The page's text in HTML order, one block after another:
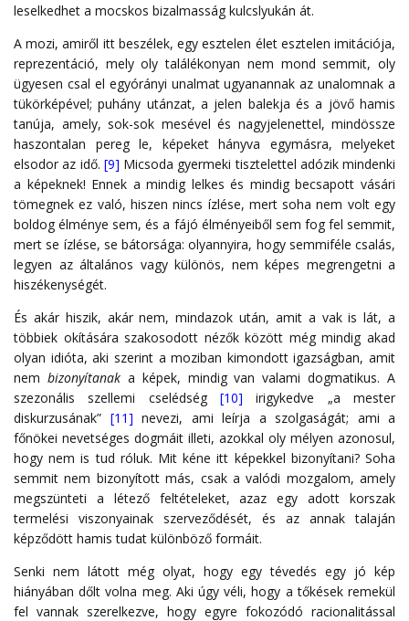
leselkedhet a mocskos bizalmasság kulcslyukán át.
A mozi, amiről itt beszélek, egy esztelen élet esztelen imitációja,
reprezentáció, mely oly találékonyan nem mond semmit, oly
ügyesen csal el egyórányi unalmat ugyanannak az unalomnak a
tükörképével; puhány utánzat, a jelen balekja és a jövő hamis
tanúja, amely, sok-sok mesével és nagyjelenettel, mindössze
haszontalan pereg le, képeket hányva egymásra, melyeket
elsodor az idő. [9] Micsoda gyermeki tisztelettel adózik mindenki
a képeknek! Ennek a mindig lelkes és mindig becsapott vásári
tömegnek ez való, hiszen nincs ízlése, mert soha nem volt egy
boldog élménye sem, és a fájó élményeiből sem fog fel semmit,
mert se ízlése, se bátorsága: olyannyira, hogy semmiféle csalás,
legyen az általános vagy különös, nem képes megrengetni a
hiszékenységét.
És akár hiszik, akár nem, mindazok után, amit a vak is lát, a
többiek okítására szakosodott nézők között még mindig akad
olyan idióta, aki szerint a moziban kimondott igazságban, amit
nem bizonyítanaka képek, mindig van valami dogmatikus. A
szezonális szellemi cselédség [10] irigykedve „a mester
diskurzusának” [11] nevezi, ami leírja a szolgaságát; ami a
főnökei nevetséges dogmáit illeti, azokkal oly mélyen azonosul,
hogy nem is tud róluk. Mit kéne itt képekkel bizonyítani? Soha
semmit nem bizonyított más, csak a valódi mozgalom, amely
megszünteti a létező feltételeket, azaz egy adott korszak
termelési viszonyainak szerveződését, és az annak talaján
képződött hamis tudat különböző formáit.
Senki nem látott még olyat, hogy egy tévedés egy jó kép
hiányában dőlt volna meg. Aki úgy véli, hogy a tőkések remekül
fel vannak szerelkezve, hogy egyre fokozódó racionalitással